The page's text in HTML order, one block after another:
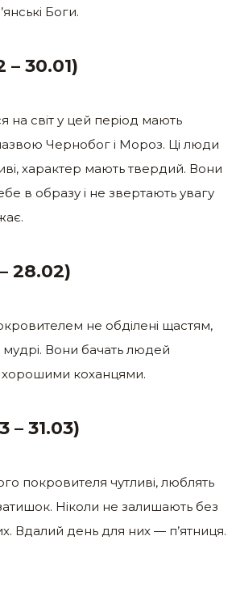
Боги.
– 30.01)
на світ у цей період мають
Чернобог і Мороз. Ці люди
характер мають твердий. Вони
в образу і не звертають увагу
28.02)
не обділені щастям,
мудрі. Вони бачать людей
хорошими коханцями.
– 31.03)
покровителя чутливі, люблять
Ніколи не залишають без
Вдалий день для них — п’ятниця.